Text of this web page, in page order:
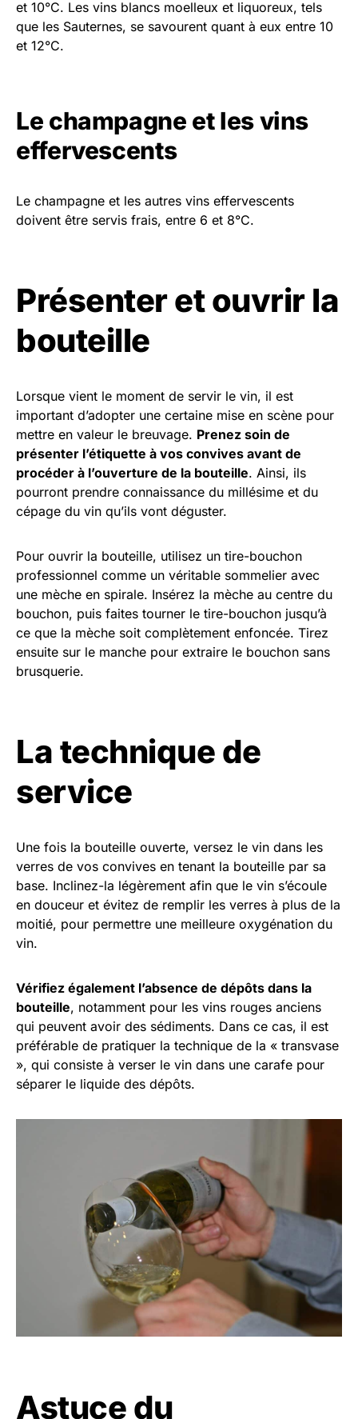
et 10°C. Les vins blancs moelleux et liquoreux, tels
que les Sauternes, se savourent quant à eux entre 10
et 12°C.
Le champagne et les vins
effervescents
Le champagne et les autres vins effervescents
doivent être servis frais, entre 6 et 8°C.
Présenter et ouvrir la
bouteille
Lorsque vient le moment de servir le vin, il est
important d’adopter une certaine mise en scène pour
mettre en valeur le breuvage. Prenez soin de
présenter l’étiquette à vos convives avant de
procéder à l’ouverture de la bouteille. Ainsi, ils
pourront prendre connaissance du millésime et du
cépage du vin qu’ils vont déguster.
Pour ouvrir la bouteille, utilisez un tire-bouchon
professionnel comme un véritable sommelier avec
une mèche en spirale. Insérez la mèche au centre du
bouchon, puis faites tourner le tire-bouchon jusqu’à
ce que la mèche soit complètement enfoncée. Tirez
ensuite sur le manche pour extraire le bouchon sans
brusquerie.
La technique de
service
Une fois la bouteille ouverte, versez le vin dans les
verres de vos convives en tenant la bouteille par sa
base. Inclinez-la légèrement afin que le vin s’écoule
en douceur et évitez de remplir les verres à plus de la
moitié, pour permettre une meilleure oxygénation du
vin.
Vérifiez également l’absence de dépôts dans la
bouteille, notamment pour les vins rouges anciens
qui peuvent avoir des sédiments. Dans ce cas, il est
préférable de pratiquer la technique de la « transvase
», qui consiste à verser le vin dans une carafe pour
séparer le liquide des dépôts.
Astuce du